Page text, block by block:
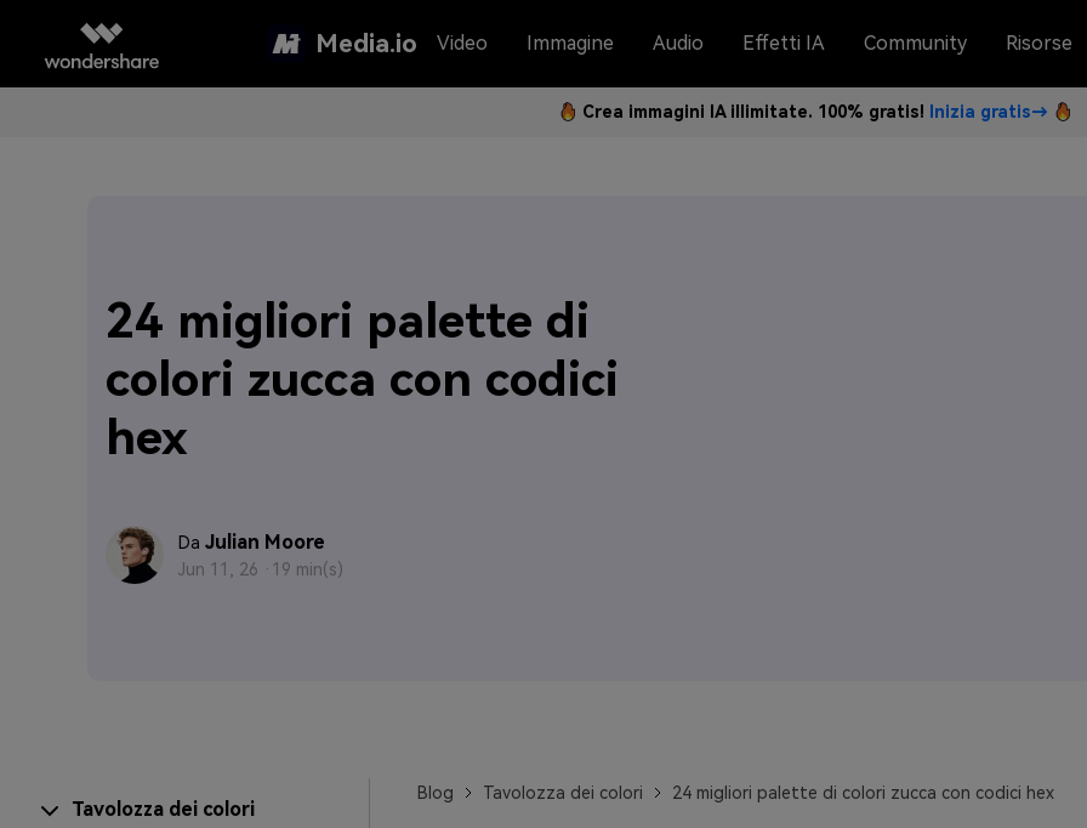
Media.io Video Immagine Audio Effetti IA Community Risorse
Crea immagini IA illimitate. 100% gratis! Inizia gratis→
24 migliori palette di
colori zucca con codici
hex
Da Julian Moore
Jun 11, 26 · 19 min(s)
Tavolozza dei colori
Blog Tavolozza dei colori 24 migliori palette di colori zucca con codici hex